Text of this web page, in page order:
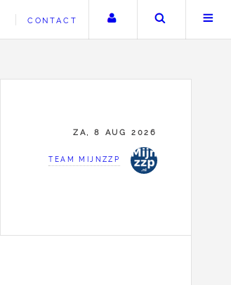
CONTACT Uw accountZoeken
ZA, 8 AUG 2026
TEAM MIJNZZP